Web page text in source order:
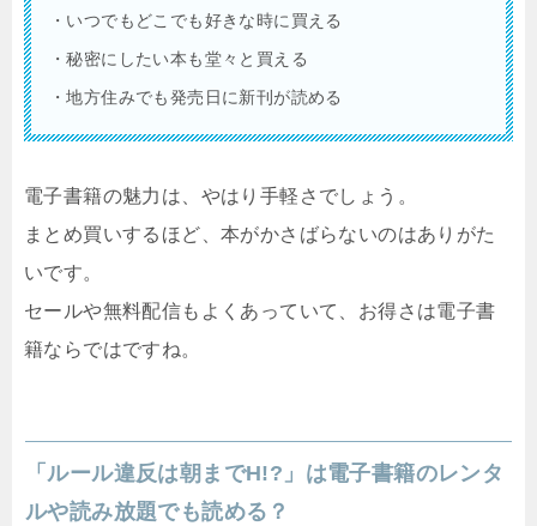
・いつでもどこでも好きな時に買える
・秘密にしたい本も堂々と買える
・地方住みでも発売日に新刊が読める
電子書籍の魅力は、やはり手軽さでしょう。
まとめ買いするほど、本がかさばらないのはありがた
いです。
セールや無料配信もよくあっていて、お得さは電子書
籍ならではですね。
「ルール違反は朝までH!?」は電子書籍のレンタ
ルや読み放題でも読める？